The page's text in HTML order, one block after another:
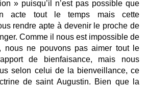
» puisqu’il n’est pas possible que
acte tout le temps mais cette
rendre apte à devenir le proche de
Comme il nous est impossible de
nous ne pouvons pas aimer tout le
de bienfaisance, mais nous
selon celui de la bienveillance, ce
de saint Augustin. Bien que la